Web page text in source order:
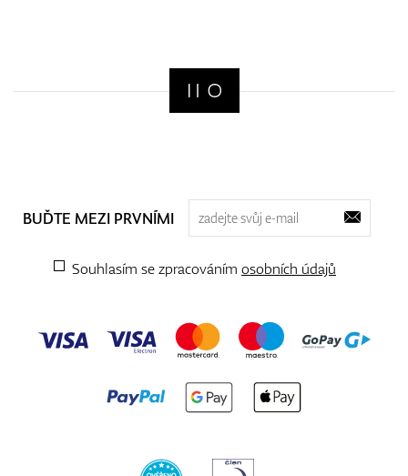
BUĎTE MEZI PRVNÍMI
Souhlasím se zpracováním osobních údajů